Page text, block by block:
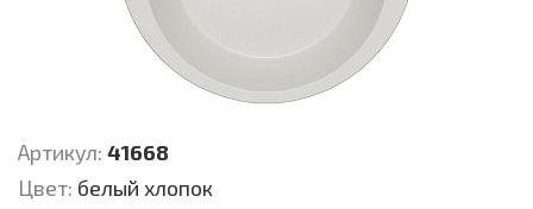
Артикул: 41668
Цвет: белый хлопок